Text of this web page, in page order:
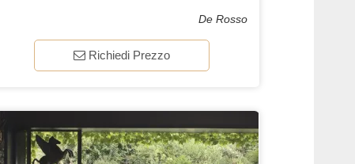
De Rosso
Richiedi Prezzo